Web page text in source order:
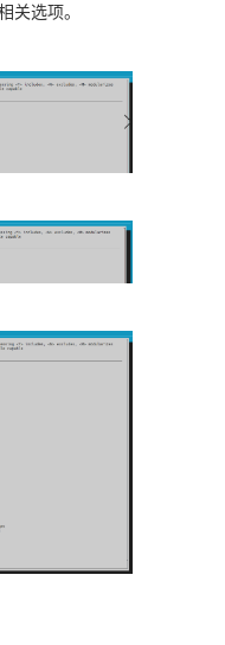
关选项。